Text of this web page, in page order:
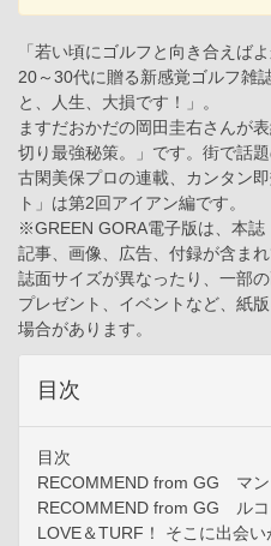
「若い頃にゴルフと向き合えば
20～30代に贈る新感覚ゴルフ雑
と、人生、大損です！」。
ますだおかだの岡田圭右さんが
切り最強秘策。」です。街で話
古閑美保プロの連載、カンタン
ト」は第2回アイアン編です。
※GREEN GORA電子版は、本
記事、画像、広告、付録が含ま
誌面サイズが異なったり、一部
プレゼント、イベントなど、紙
場合があります。
目次
目次
RECOMMEND from GG マン
RECOMMEND from GG ルコ
LOVE＆TURF！ そこに出会